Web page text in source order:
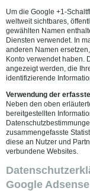
Um die Google +1-
weltweit sichtbares,
gewählten Namen
Diensten verwendet. In
anderen Namen
Konto verwendet haben.
angezeigt werden, die
identifizierende
Verwendung der
Neben den oben
bereitgestellten
zusammengefasste
diese an Nutzer und
verbundene Websites.
Google Adsense